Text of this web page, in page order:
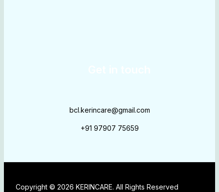
bcl.kerincare@gmail.com
+91 97907 75659
Copyright © 2026 KERINCARE. All Rights Reserved